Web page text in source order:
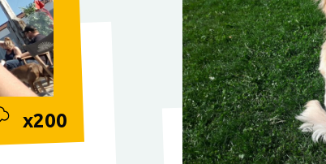
x200